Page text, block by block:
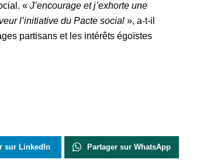
« J’encourage et j’exhorte une
l’initiative du Pacte social », a-t-il
partisans et les intérêts égoïstes
sur LinkedIn Partager sur WhatsApp